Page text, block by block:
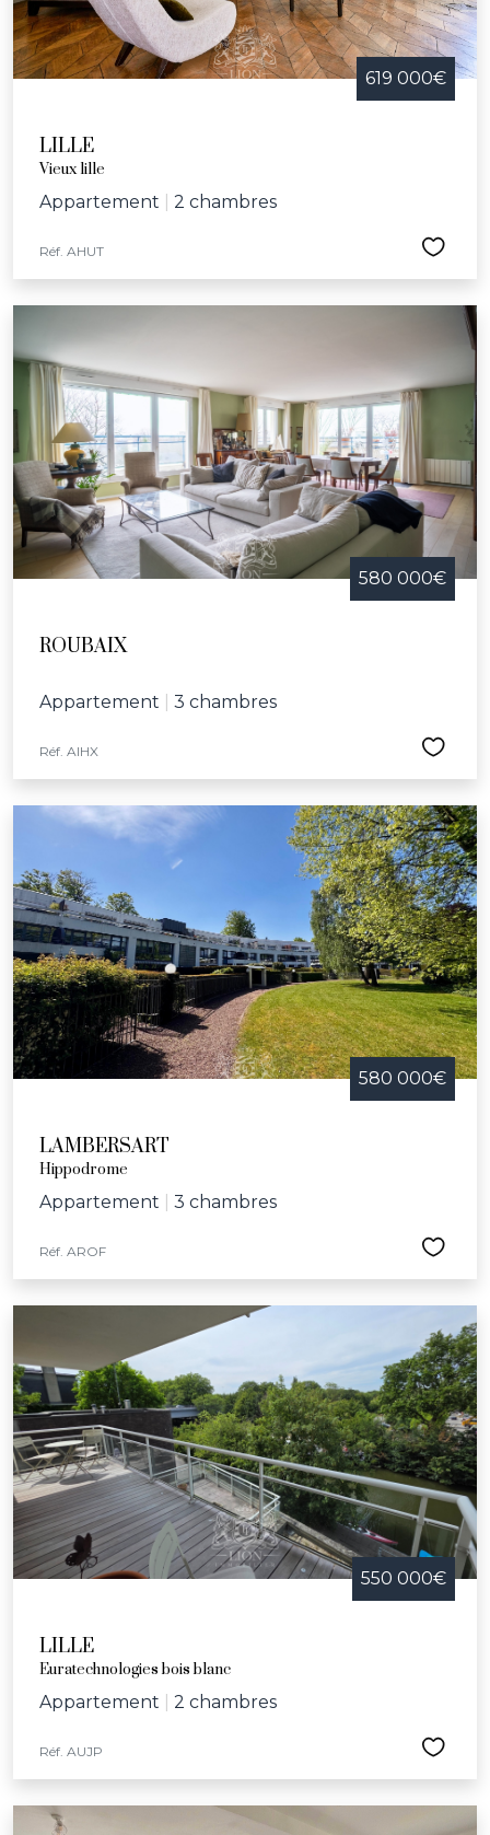
619 000€
LILLE
Vieux lille
Appartement 2 chambres
Réf. AHUT
580 000€
ROUBAIX
Appartement 3 chambres
Réf. AIHX
580 000€
LAMBERSART
Hippodrome
Appartement 3 chambres
Réf. AROF
550 000€
LILLE
Euratechnologies bois blanc
Appartement 2 chambres
Réf. AUJP